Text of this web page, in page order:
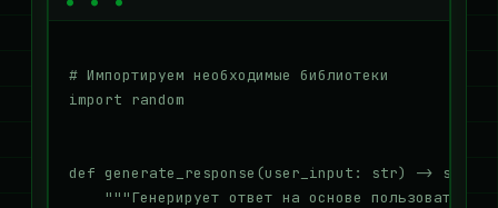
# Импортируем необходимые библиотеки
import random
def generate_response(user_input: str) -> str:
"""Генерирует ответ на основе